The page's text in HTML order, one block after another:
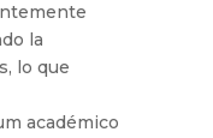
la
lo que
académico